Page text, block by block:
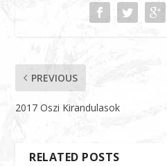
PREVIOUS
2017 Oszi Kirandulasok
RELATED POSTS